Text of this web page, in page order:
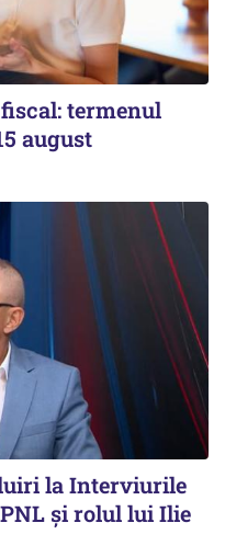
termenul
august
la Interviurile
și rolul lui Ilie